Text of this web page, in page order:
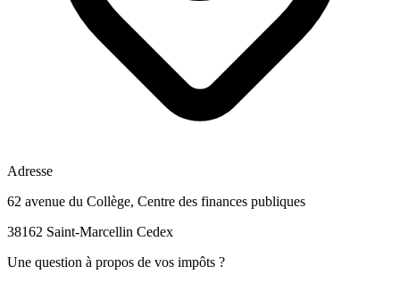
Adresse
62 avenue du Collège, Centre des finances publiques
38162 Saint-Marcellin Cedex
Une question à propos de vos impôts ?